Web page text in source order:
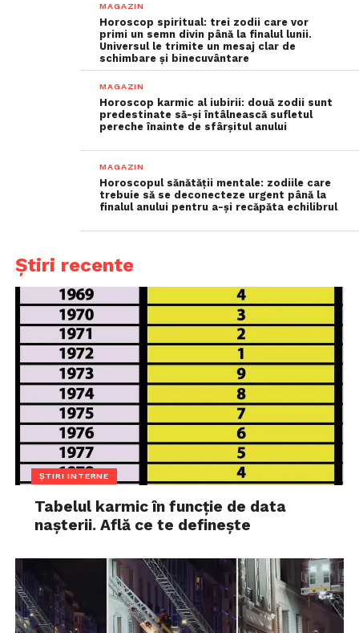
MAGAZIN
Horoscop spiritual: trei zodii care vor
primi un semn divin până la finalul lunii.
Universul le trimite un mesaj clar de
schimbare și binecuvântare
MAGAZIN
Horoscop karmic al iubirii: două zodii sunt
predestinate să-și întâlnească sufletul
pereche înainte de sfârșitul anului
MAGAZIN
Horoscopul sănătății mentale: zodiile care
trebuie să se deconecteze urgent până la
finalul anului pentru a-și recăpăta echilibrul
Știri recente
ȘTIRI INTERNE
Tabelul karmic în funcție de data
nașterii. Află ce te definește